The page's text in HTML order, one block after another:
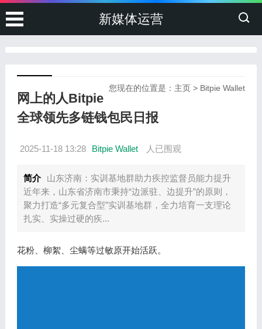
新媒体运营
您现在的位置是： 主页 > Bitpie Wallet
网上的人Bitpie
全球领先多链钱包民日报
2025-11-18 13:28 Bitpie Wallet 人已围观
简介
山东济南：实训基地群助力疾控监督员能力提升
近年来，山东省济南市秉持“边派驻、边提升”的原则，
聚力打造“多元复合型”实训基地群，全力培育一支理论
扎实、实操过硬的疾...
花粉、柳絮、尘螨等过敏原开始活跃。